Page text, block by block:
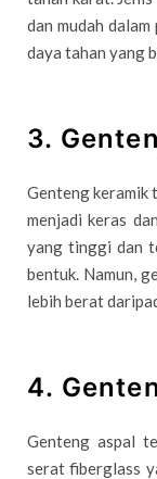
dan mudah
daya tahan yang
3.
Genteng keramik
menjadi keras
yang tinggi dan
bentuk. Namun,
lebih berat
4.
Genteng aspal
serat fiberglass